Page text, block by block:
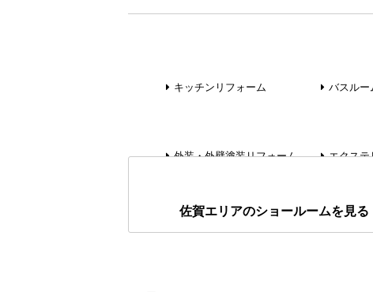
キッチンリフォーム バスルー
外装・外壁塗装リフォーム エクステ
佐賀エリアのショールームを見る